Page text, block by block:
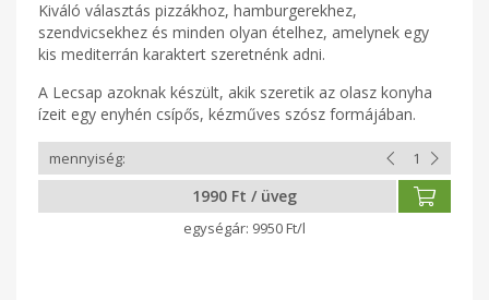
Kiváló választás pizzákhoz, hamburgerekhez,
szendvicsekhez és minden olyan ételhez, amelynek egy
kis mediterrán karaktert szeretnénk adni.
A Lecsap azoknak készült, akik szeretik az olasz konyha
ízeit egy enyhén csípős, kézműves szósz formájában.
1990 Ft / üveg
9950 Ft/l